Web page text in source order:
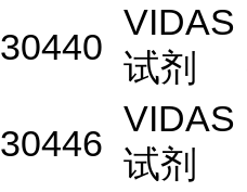
30440
VIDAS
试剂
30446
VIDAS
试剂